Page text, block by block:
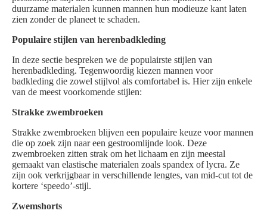
duurzame materialen kunnen mannen hun modieuze kant laten
zien zonder de planeet te schaden.
Populaire stijlen van herenbadkleding
In deze sectie bespreken we de populairste stijlen van
herenbadkleding. Tegenwoordig kiezen mannen voor
badkleding die zowel stijlvol als comfortabel is. Hier zijn enkele
van de meest voorkomende stijlen:
Strakke zwembroeken
Strakke zwembroeken blijven een populaire keuze voor mannen
die op zoek zijn naar een gestroomlijnde look. Deze
zwembroeken zitten strak om het lichaam en zijn meestal
gemaakt van elastische materialen zoals spandex of lycra. Ze
zijn ook verkrijgbaar in verschillende lengtes, van mid-cut tot de
kortere ‘speedo’-stijl.
Zwemshorts